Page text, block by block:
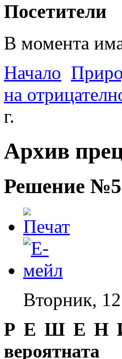
Посетители
В момента
Начало
на
г.
Архив
Решение
Вторник,
Р Е Ш Е Н И